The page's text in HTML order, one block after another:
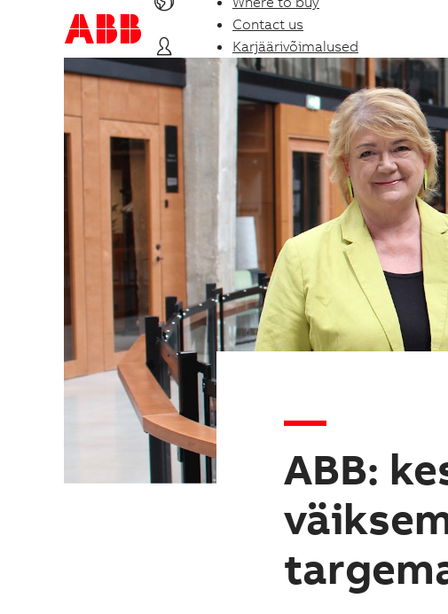
Contact us
Karjäärivõimalused
ABB: